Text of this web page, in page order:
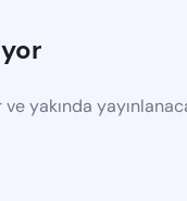
yakında